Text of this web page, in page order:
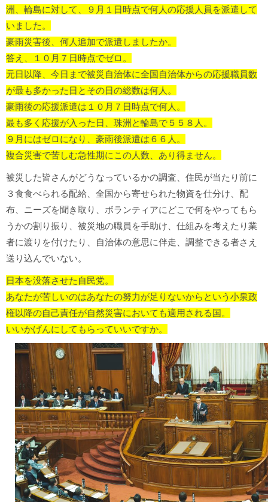
洲、輪島に対して、９月１日時点で何人の応援人員を派遣して
いました。
豪雨災害後、何人追加で派遣しましたか。
答え、１０月７日時点でゼロ。
元日以降、今日まで被災自治体に全国自治体からの応援職員数
が最も多かった日とその日の総数は何人。
豪雨後の応援派遣は１０月７日時点で何人。
最も多く応援が入った日、珠洲と輪島で５５８人。
９月にはゼロになり、豪雨後派遣は６６人。
複合災害で苦しむ急性期にこの人数、あり得ません。
被災した皆さんがどうなっているかの調査、住民が当たり前に
３食食べられる配給、全国から寄せられた物資を仕分け、配
布、ニーズを聞き取り、ボランティアにどこで何をやってもら
うかの割り振り、被災地の職員を手助け、仕組みを考えたり業
者に渡りを付けたり、自治体の意思に伴走、調整できる者さえ
送り込んでいない。
日本を没落させた自民党。
あなたが苦しいのはあなたの努力が足りないからという小泉政
権以降の自己責任が自然災害においても適用される国。
いいかげんにしてもらっていいですか。